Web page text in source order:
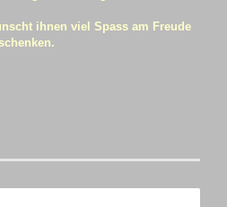
ihnen viel Spass am Freude
schenken.